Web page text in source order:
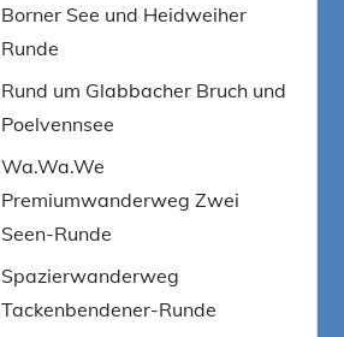
Borner See und Heidweiher
Runde
Rund um Glabbacher Bruch und
Poelvennsee
Wa.Wa.We
Premiumwanderweg Zwei
Seen-Runde
Spazierwanderweg
Tackenbendener-Runde